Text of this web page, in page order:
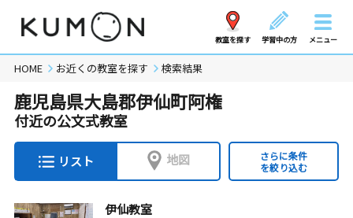
教室を探す 学習中の方 メニュー
HOME お近くの教室を探す 検索結果
鹿児島県大島郡伊仙町阿権
付近の公文式教室
リスト 地図
さらに条件
を絞り込む
伊仙教室